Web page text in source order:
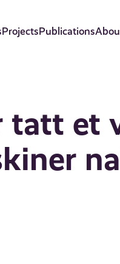
ProjectsPublications
tatt et